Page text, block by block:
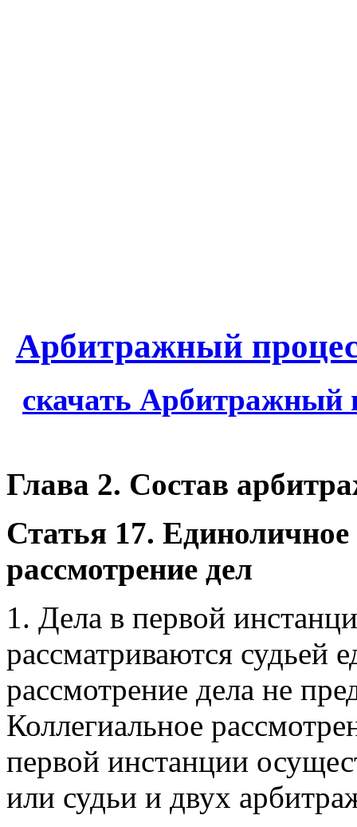
Арбитражный
скачать Арбитражный
Глава 2. Состав
Статья 17.
рассмотрение дел
1. Дела в первой
рассматриваются судьей
рассмотрение дела не
Коллегиальное
первой инстанции
или судьи и двух